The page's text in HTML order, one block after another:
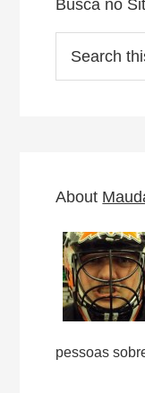
Sidebar
Busca no
this
About
pessoas